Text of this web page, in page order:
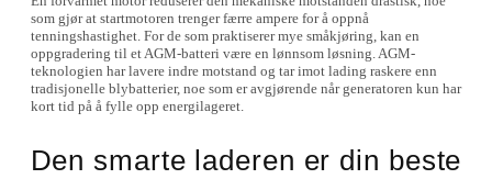
som gjør at startmotoren trenger færre ampere for å oppnå
tenningshastighet. For de som praktiserer mye småkjøring, kan en
oppgradering til et AGM-batteri være en lønnsom løsning. AGM-
teknologien har lavere indre motstand og tar imot lading raskere enn
tradisjonelle blybatterier, noe som er avgjørende når generatoren kun har
kort tid på å fylle opp energilageret.
Den smarte laderen er din beste